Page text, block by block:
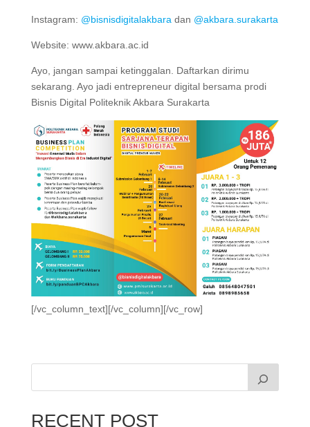
Instagram: @bisnisdigitalakbara dan @akbara.surakarta
Website: www.akbara.ac.id
Ayo, jangan sampai ketinggalan. Daftarkan dirimu
sekarang. Ayo jadi entrepreneur digital bersama prodi
Bisnis Digital Politeknik Akbara Surakarta
[/vc_column_text][/vc_column][/vc_row]
RECENT POST